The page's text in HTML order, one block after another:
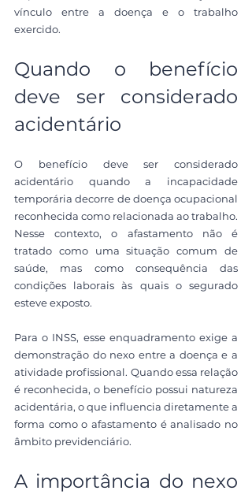
vínculo entre a doença e o trabalho
exercido.
Quando o benefício
deve ser considerado
acidentário
O benefício deve ser considerado
acidentário quando a incapacidade
temporária decorre de doença ocupacional
reconhecida como relacionada ao trabalho.
Nesse contexto, o afastamento não é
tratado como uma situação comum de
saúde, mas como consequência das
condições laborais às quais o segurado
esteve exposto.
Para o INSS, esse enquadramento exige a
demonstração do nexo entre a doença e a
atividade profissional. Quando essa relação
é reconhecida, o benefício possui natureza
acidentária, o que influencia diretamente a
forma como o afastamento é analisado no
âmbito previdenciário.
A importância do nexo